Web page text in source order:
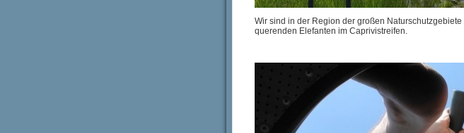
Wir sind in der Region der großen
querenden Elefanten im Caprivistreifen.